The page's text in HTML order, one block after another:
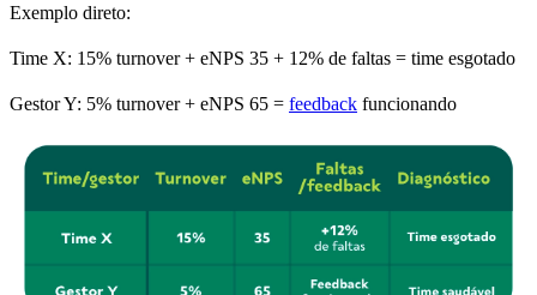
Exemplo direto:
Time X: 15% turnover + eNPS 35 + 12% de faltas = time esgotado
Gestor Y: 5% turnover + eNPS 65 = feedback funcionando